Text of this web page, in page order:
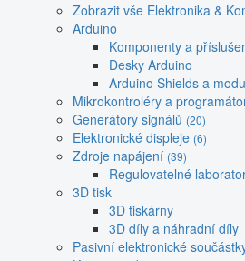
Zobrazit vše Elektronika &
Arduino
Komponenty a
Desky Arduino
Arduino Shields a
Mikrokontroléry a
Generátory signálů (20)
Elektronické displeje (6)
Zdroje napájení (39)
Regulovatelné
3D tisk
3D tiskárny
3D díly a náhradní díly
Pasivní elektronické